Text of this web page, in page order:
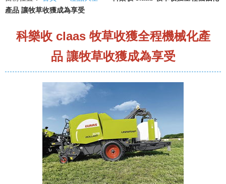
產品 讓牧草收獲成為享受
科樂收 claas 牧草收獲全程機械化產
品 讓牧草收獲成為享受